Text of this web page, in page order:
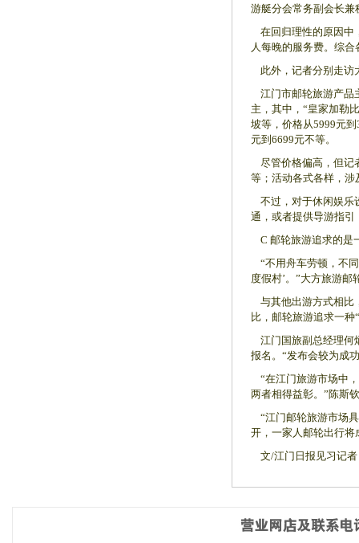
游艇分会常务副会长
在回归理性的原因中
人每晚的服务费。综
此外，记者分别走访
江门市邮轮旅游产品
主，其中，“皇家加勒
坡等，价格从5999元
元到6699元不等。
尽管价格偏高，但记
等；活动各式各样，涉
不过，对于休闲娱乐
通，或者提供导游指引
C 邮轮旅游追求的是
“不用舟车劳顿，不
度假村’。”大方旅游
与其他出游方式相比
比，邮轮旅游追求一种
江门国旅副总经理何
报名。“发布会较为成
“在江门旅游市场中
两者相得益彰。”陈斯
“江门邮轮旅游市场
开，一家人邮轮出行将
文/江门日报见习记